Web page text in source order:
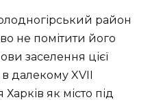
район
не помітити його
заселення цієї
в далекому XVII
як місто під